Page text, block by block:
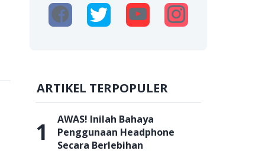
ARTIKEL TERPOPULER
1
AWAS! Inilah Bahaya
Penggunaan Headphone
Secara Berlebihan